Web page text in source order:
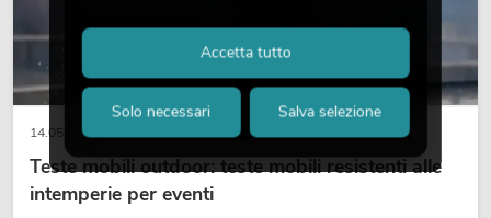
14.05.2026
Teste mobili outdoor: teste mobili resistenti alle
intemperie per eventi
Solo necessari Salva selezione
Accetta tutto